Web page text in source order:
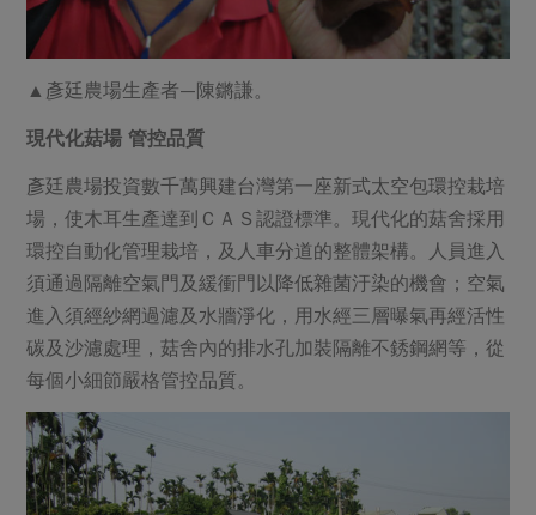
▲彥廷農場生產者—陳鏘謙。
現代化菇場 管控品質
彥廷農場投資數千萬興建台灣第一座新式太空包環控栽培
場，使木耳生產達到ＣＡＳ認證標準。現代化的菇舍採用
環控自動化管理栽培，及人車分道的整體架構。人員進入
須通過隔離空氣門及緩衝門以降低雜菌汙染的機會；空氣
進入須經紗網過濾及水牆淨化，用水經三層曝氣再經活性
碳及沙濾處理，菇舍內的排水孔加裝隔離不銹鋼網等，從
每個小細節嚴格管控品質。